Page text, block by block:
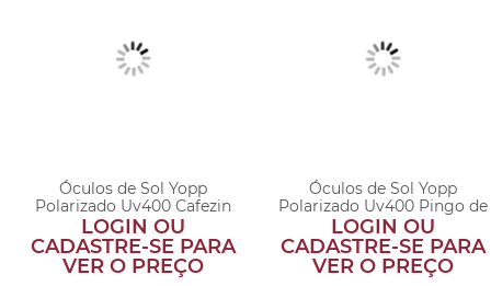
Óculos de Sol Yopp
Polarizado Uv400 Cafezin
LOGIN OU
CADASTRE-SE PARA
VER O PREÇO
Óculos de Sol Yopp
Polarizado Uv400 Pingo de
Mel
LOGIN OU
CADASTRE-SE PARA
VER O PREÇO